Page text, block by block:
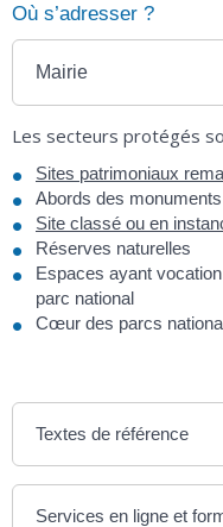
Où s’adresser ?
Mairie
Les secteurs protégés
Sites patrimoniaux
Abords des
Site classé ou en
Réserves naturelles
Espaces ayant
parc national
Cœur des parcs
Textes de référence
Services en ligne et